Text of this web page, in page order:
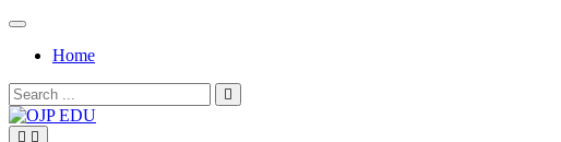
Skip
contentHome
Search
for: